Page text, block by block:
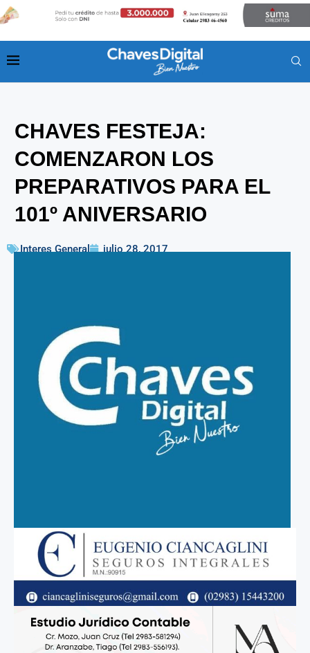
CHAVES FESTEJA:
COMENZARON LOS
PREPARATIVOS PARA EL
101º ANIVERSARIO
Interes General julio 28, 2017